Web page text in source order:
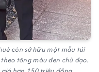
còn sở hữu một mẫu túi
tông màu đen chủ đạo.